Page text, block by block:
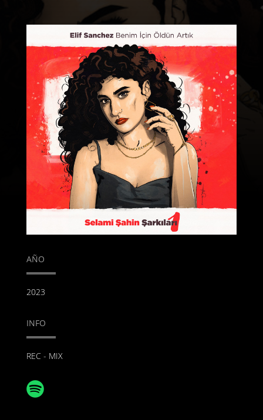
AÑO
2023
INFO
REC - MIX